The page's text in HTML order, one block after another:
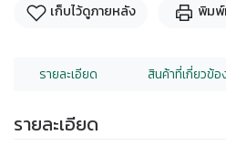
เก็บไว้ดูภายหลัง พิม
รายละเอียด สินค้าที่เกี่ยวข้อ
รายละเอียด